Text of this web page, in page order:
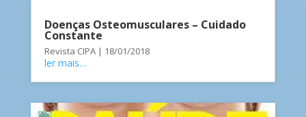
Doenças Osteomusculares – Cuidado
Constante
Revista CIPA | 18/01/2018
ler mais…